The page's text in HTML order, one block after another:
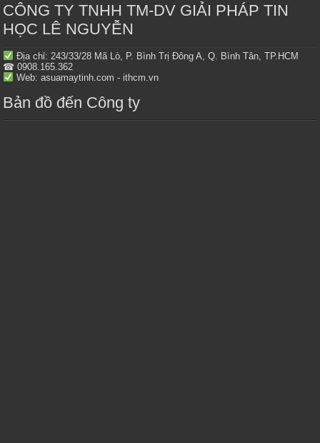
CÔNG TY TNHH TM-DV GIẢI PHÁP TIN
HỌC LÊ NGUYỄN
Địa chỉ: 243/33/28 Mã Lò, P. Bình Trị Đông A, Q. Bình Tân, TP.HCM
☎ 0908.165.362
Web: asuamaytinh.com - ithcm.vn
Bản đồ đến Công ty